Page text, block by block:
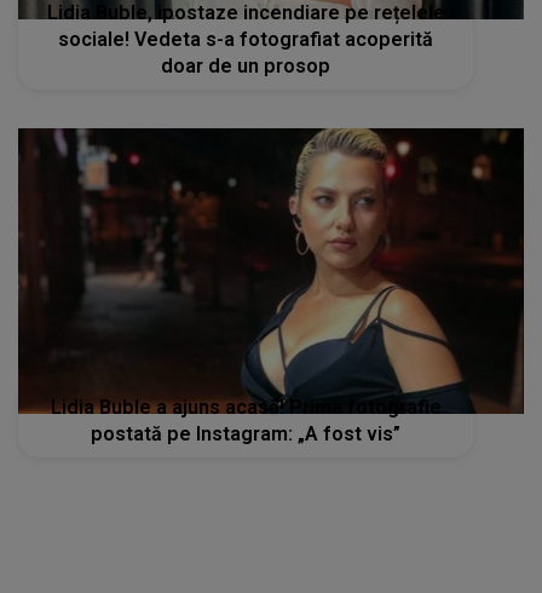
Lidia Buble, ipostaze incendiare pe rețelele
sociale! Vedeta s-a fotografiat acoperită
doar de un prosop
Lidia Buble a ajuns acasă! Prima fotografie
postată pe Instagram: „A fost vis”